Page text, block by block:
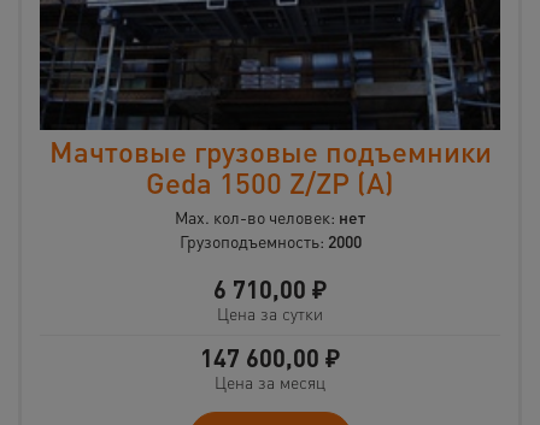
Мачтовые грузовые подъемники
Geda 1500 Z/ZP (А)
Max. кол-во человек: нет
Грузоподъемность: 2000
6 710,00 ₽
Цена за сутки
147 600,00 ₽
Цена за месяц